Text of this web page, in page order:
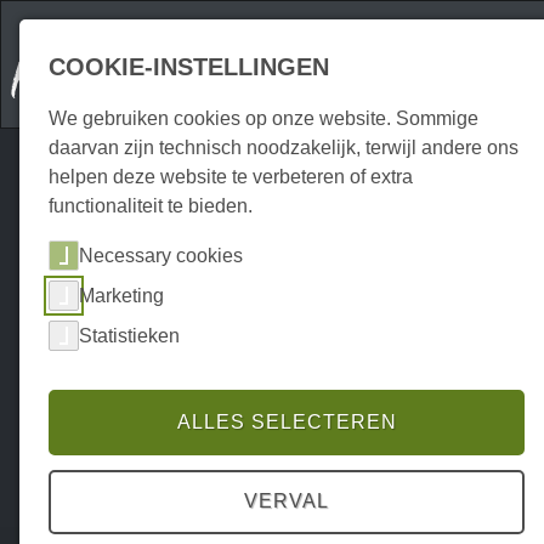
Attraktionen Indoor
COOKIE-INSTELLINGEN
We gebruiken cookies op onze website. Sommige
daarvan zijn technisch noodzakelijk, terwijl andere ons
helpen deze website te verbeteren of extra
functionaliteit te bieden.
Necessary cookies
Marketing
Statistieken
ALLES SELECTEREN
VERVAL